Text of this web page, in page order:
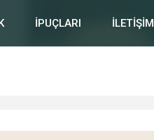
İPUÇLARI İLETİŞİM